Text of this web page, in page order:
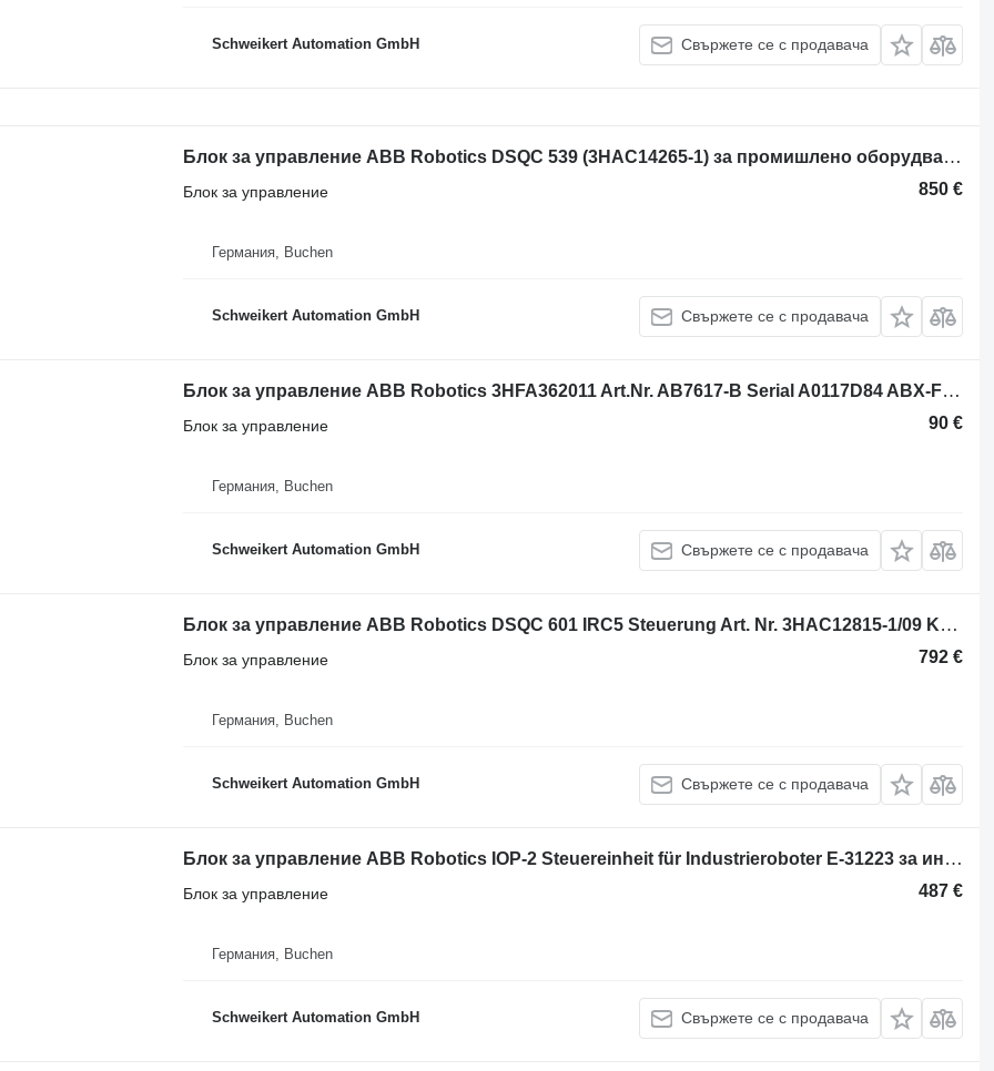
Schweikert Automation GmbH Свържете се с продавача
Блок за управление ABB Robotics DSQC 539 (3HAC14265-1) за промишлено оборудване
850 €
Блок за управление
Германия, Buchen
Schweikert Automation GmbH Свържете се с продавача
Блок за управление ABB Robotics 3HFA362011 Art.Nr. AB7617-B Serial A0117D84 ABX-FIP-DEV за промишлено оборудване
90 €
Блок за управление
Германия, Buchen
Schweikert Automation GmbH Свържете се с продавача
Блок за управление ABB Robotics DSQC 601 IRC5 Steuerung Art. Nr. 3HAC12815-1/09 Kontrol за индустриален робот
792 €
Блок за управление
Германия, Buchen
Schweikert Automation GmbH Свържете се с продавача
Блок за управление ABB Robotics IOP-2 Steuereinheit für Industrieroboter E-31223 за индустриален робот
487 €
Блок за управление
Германия, Buchen
Schweikert Automation GmbH Свържете се с продавача